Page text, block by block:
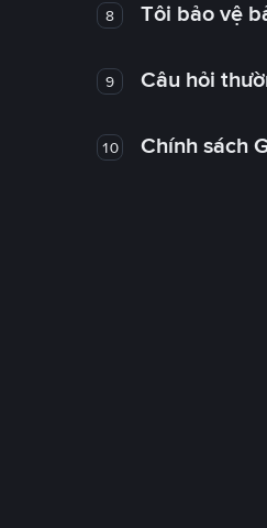
8 Tôi bảo vệ
9 Câu hỏi
10 Chính sách